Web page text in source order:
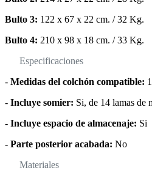
Bulto 3: 122 x 67 x 22 cm. / 32 Kg.
Bulto 4: 210 x 98 x 18 cm. / 33 Kg.
Especificaciones
- Medidas del colchón compatible:
- Incluye somier: Si, de 14 lamas de
- Incluye espacio de almacenaje: Si
- Parte posterior acabada: No
Materiales